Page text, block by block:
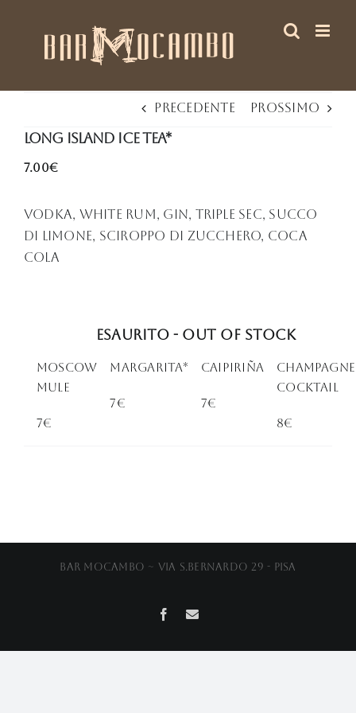
Precedente Prossimo
Long Island Ice Tea*
7.00€
Vodka, White Rum, gin, triple sec, succo
di limone, sciroppo di zucchero, Coca
Cola
Esaurito - Out of stock
Moscow
Mule
7€
Margarita*
7€
Caipiriña
7€
Champagne
Cocktail
8€
Bar Mocambo ~ Via S.Bernardo 29 - Pisa
Facebook
Email